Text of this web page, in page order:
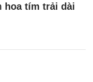
hoa tím trải dài